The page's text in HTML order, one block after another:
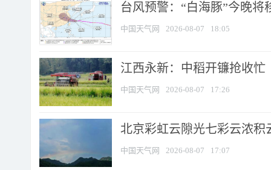
台风预警：“白海豚”今晚将
中国天气网 2026-08-07 18:05
江西永新：中稻开镰抢收忙
中国天气网 2026-08-07 17:26
北京彩虹云隙光七彩云浓积
中国天气网 2026-08-07 17:07